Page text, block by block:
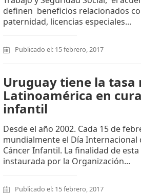
definen beneficios relacionados
paternidad, licencias especiales...
Publicado el: 15 febrero, 2017
Uruguay tiene la tasa
Latinoamérica en
infantil
Desde el año 2002. Cada 15 de
mundialmente el Día Internacional
Cáncer Infantil. La finalidad de
instaurada por la Organización...
Publicado el: 15 febrero, 2017